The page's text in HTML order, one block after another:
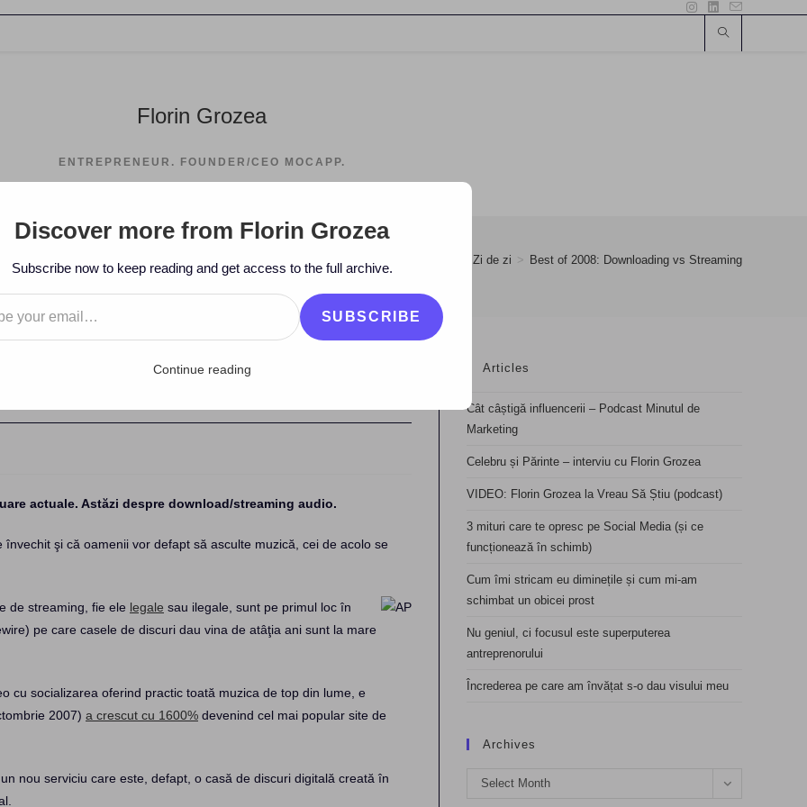
Florin Grozea
ENTREPRENEUR. FOUNDER/CEO MOCAPP.
> 2009 Zi de zi > Best of 2008: Downloading vs Streaming
vs Streaming
actuale. Astăzi despre download/streaming audio.
învechit şi că oamenii vor defapt să asculte muzică, cei de acolo se
de streaming, fie ele legale sau ilegale, sunt pe primul loc în
pe care casele de discuri dau vina de atâţia ani sunt la mare
cu socializarea oferind practic toată muzica de top din lume, e
2007) a crescut cu 1600% devenind cel mai popular site de
un nou serviciu care este, defapt, o casă de discuri digitală creată în
Articles
Cât câștigă influencerii – Podcast Minutul de
Marketing
Celebru și Părinte – interviu cu Florin Grozea
VIDEO: Florin Grozea la Vreau Să Știu (podcast)
3 mituri care te opresc pe Social Media (și ce
funcționează în schimb)
Cum îmi stricam eu diminețile și cum mi-am
schimbat un obicei prost
Nu geniul, ci focusul este superputerea
antreprenorului
Încrederea pe care am învățat s-o dau visului meu
Archives
Archives
Select Month
Discover more from Florin Grozea
Subscribe now to keep reading and get access to the full archive.
SUBSCRIBE
Continue reading